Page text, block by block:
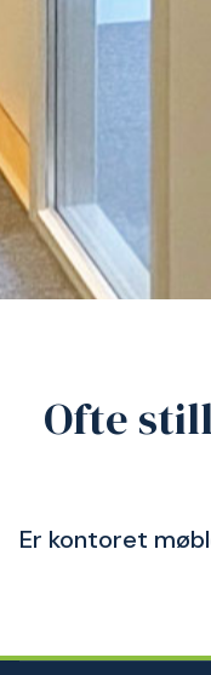
Ofte
Er kontoret